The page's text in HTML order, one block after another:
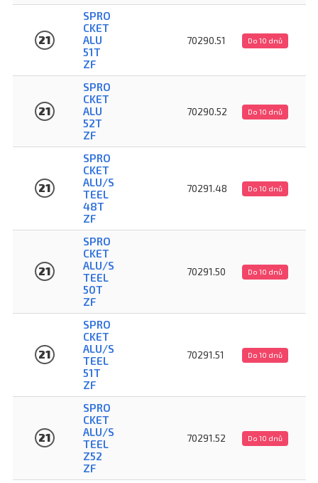
21
SPRO
CKET
ALU
51T
ZF
70290.51 Do 10 dnů
21
SPRO
CKET
ALU
52T
ZF
70290.52 Do 10 dnů
21
SPRO
CKET
ALU/S
TEEL
48T
ZF
70291.48 Do 10 dnů
21
SPRO
CKET
ALU/S
TEEL
50T
ZF
70291.50 Do 10 dnů
21
SPRO
CKET
ALU/S
TEEL
51T
ZF
70291.51 Do 10 dnů
21
SPRO
CKET
ALU/S
TEEL
Z52
ZF
70291.52 Do 10 dnů